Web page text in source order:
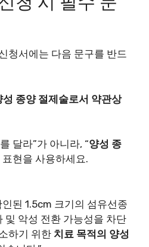
청서에는 다음 문구를 반드
성 종양 절제술로서 약관상
달라”가 아니라, “양성 종
표현을 사용하세요.
된 1.5cm 크기의 섬유선종
및 악성 전환 가능성을 차단
하기 위한 치료 목적의 양성